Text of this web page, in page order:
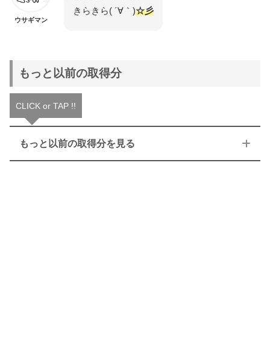
ウサギマン
きらきら( ´∀｀)☆彡
もっと以前の取得分
CLICK or TAP !!
もっと以前の取得分を見る